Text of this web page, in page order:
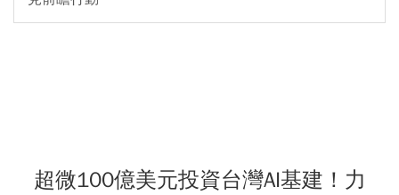
超微100億美元投資台灣AI基建！力